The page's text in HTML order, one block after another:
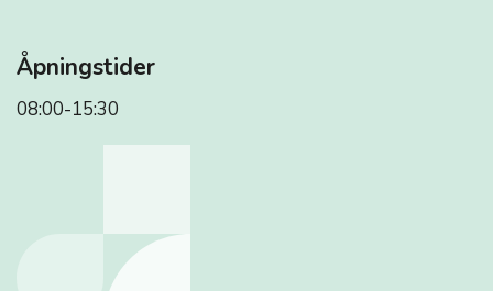
Åpningstider
08:00-15:30